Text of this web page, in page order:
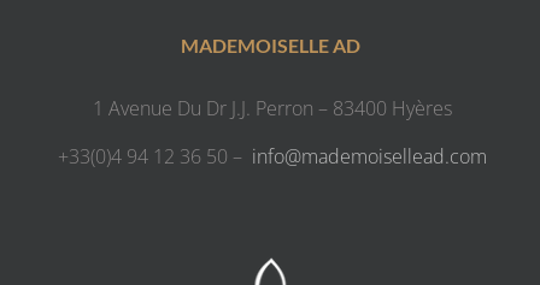
MADEMOISELLE AD
1 Avenue Du Dr J.J. Perron – 83400 Hyères
+33(0)4 94 12 36 50 – info@mademoisellead.com